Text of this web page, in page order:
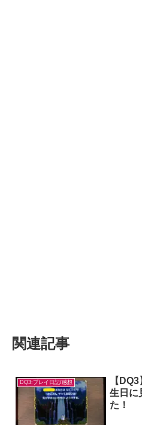
関連記事
DQ3:プレイ日記/感想
【
生日に
た！